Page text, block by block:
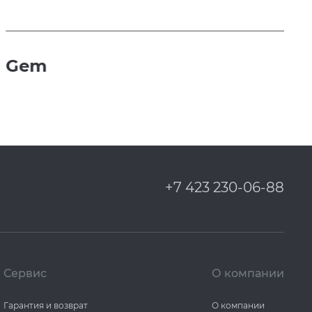
Gem
+7 423 230-06-88
Сервис
Гарантия и возврат
О компании
О компании